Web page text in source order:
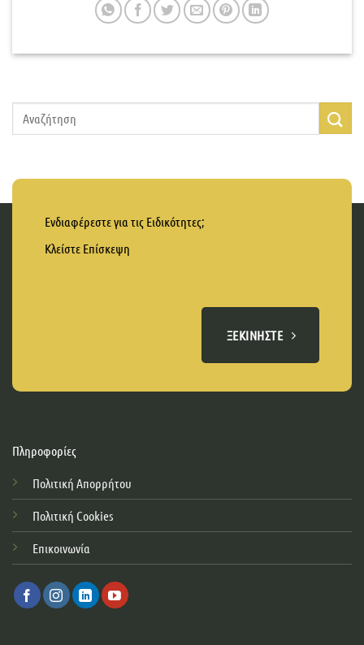
Ενδιαφέρεστε για τις Ειδικότητες;
Κλείστε Επίσκεψη
ΞΕΚΙΝΉΣΤΕ
Πληροφορίες
Πολιτική Απορρήτου
Πολιτική Cookies
Επικοινωνία